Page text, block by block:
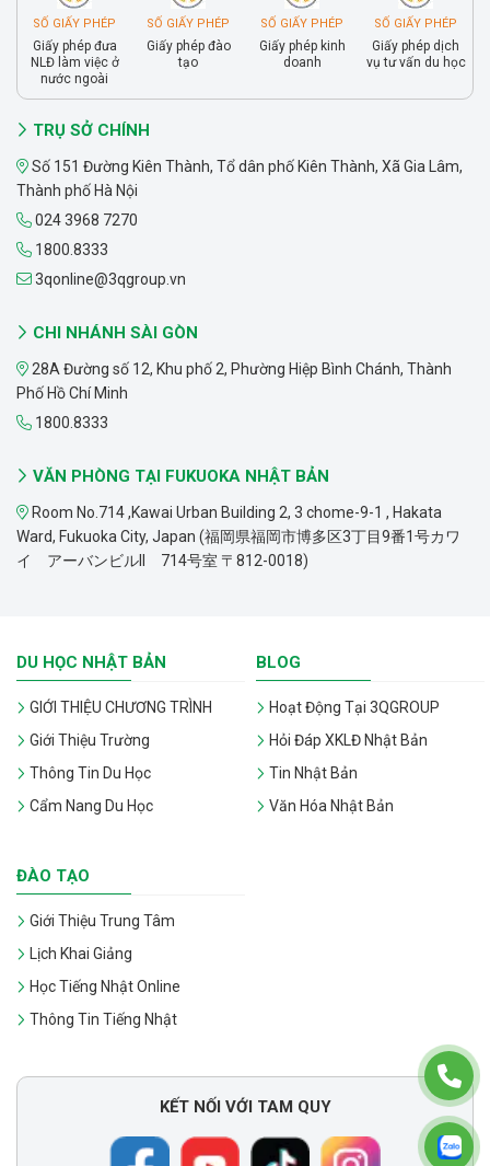
SỐ GIẤY PHÉP
Giấy phép đưa
NLĐ làm việc ở
nước ngoài
SỐ GIẤY PHÉP
Giấy phép đào
tạo
SỐ GIẤY PHÉP
Giấy phép kinh
doanh
SỐ GIẤY PHÉP
Giấy phép dịch
vụ tư vấn du học
TRỤ SỞ CHÍNH
Số 151 Đường Kiên Thành, Tổ dân phố Kiên Thành, Xã Gia Lâm,
Thành phố Hà Nội
024 3968 7270
1800.8333
3qonline@3qgroup.vn
CHI NHÁNH SÀI GÒN
28A Đường số 12, Khu phố 2, Phường Hiệp Bình Chánh, Thành
Phố Hồ Chí Minh
1800.8333
VĂN PHÒNG TẠI FUKUOKA NHẬT BẢN
Room No.714 ,Kawai Urban Building 2, 3 chome-9-1 , Hakata
Ward, Fukuoka City, Japan (福岡県福岡市博多区3丁目9番1号カワ
イ アーバンビルII 714号室 〒812-0018)
DU HỌC NHẬT BẢN
GIỚI THIỆU CHƯƠNG TRÌNH
Giới Thiệu Trường
Thông Tin Du Học
Cẩm Nang Du Học
BLOG
Hoạt Động Tại 3QGROUP
Hỏi Đáp XKLĐ Nhật Bản
Tin Nhật Bản
Văn Hóa Nhật Bản
ĐÀO TẠO
Giới Thiệu Trung Tâm
Lịch Khai Giảng
Học Tiếng Nhật Online
Thông Tin Tiếng Nhật
KẾT NỐI VỚI TAM QUY